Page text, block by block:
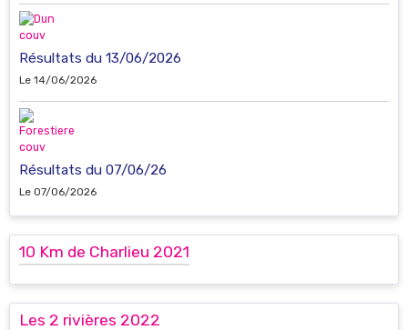
Résultats du 13/06/2026
Le 14/06/2026
Résultats du 07/06/26
Le 07/06/2026
10 Km de Charlieu 2021
Les 2 rivières 2022